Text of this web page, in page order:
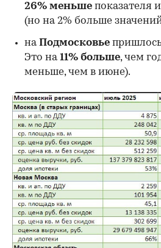
00:00 / 00:00
26% меньше показателя
(но на 2% больше
наПодмосковье
Это на11% больше, чем
меньше, чем в июне).